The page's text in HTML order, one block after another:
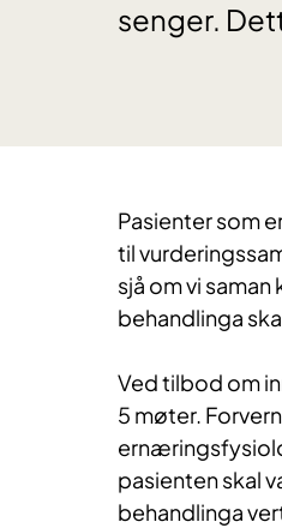
senger.
Pasienter som
til
sjå om vi
behandlinga
Ved tilbod om
5 møter.
pasienten skal
behandlinga